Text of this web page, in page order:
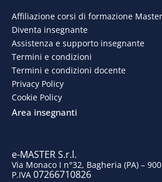
e
b
o
k
k
e
d
t
Affiliazione corsi di formazione Master
Diventa insegnante
Assistenza e supporto insegnante
Termini e condizioni
Termini e condizioni docente
Privacy Policy
Cookie Policy
Area insegnanti
e-MASTER S.r.l.
Via Monaco I n°32, Bagheria (PA) –
P.IVA 07266710826